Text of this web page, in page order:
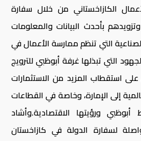
الكازاخستاني من خلال سفارة
بأحدث البيانات والمعلومات
التي تنظم ممارسة الأعمال في
التي تبذلها غرفة أبوظبي للترويج
استقطاب المزيد من الاستثمارات
إلى الإمارة، وخاصة في القطاعات
ورؤيتها الاقتصادية.وأشاد
لسفارة الدولة في كازاخستان